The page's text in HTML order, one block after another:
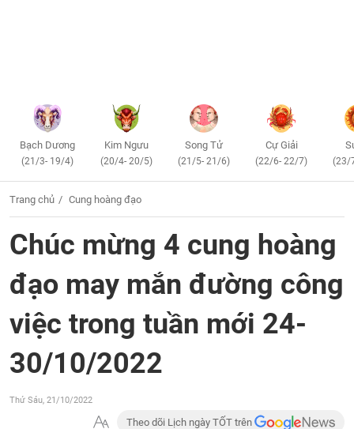
Bạch Dương
(21/3- 19/4)
Kim Ngưu
(20/4- 20/5)
Song Tử
(21/5- 21/6)
Cự Giải
(22/6- 22/7) (23/
Trang chủ Cung hoàng đạo
Chúc mừng 4 cung hoàng
đạo may mắn đường công
việc trong tuần mới 24-
30/10/2022
Thứ Sáu, 21/10/2022
Theo dõi Lịch ngày TỐT trên